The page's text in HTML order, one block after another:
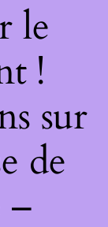
le
!
sur
de
–